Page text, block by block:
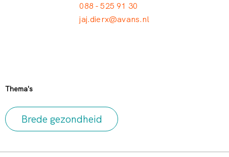
088 - 525 91 30
jaj.dierx@avans.nl
Thema's
Brede gezondheid